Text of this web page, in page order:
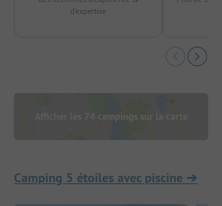
d’expertise
Afficher les 74 campings sur la carte
Camping 5 étoiles avec piscine ➔